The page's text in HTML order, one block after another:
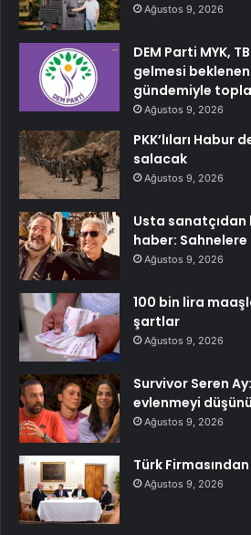
Ağustos 9, 2026
DEM Parti MYK,
gelmesi
gündemiyle
Ağustos 9, 2026
PKK’lıları Habur
salacak
Ağustos 9, 2026
Usta sanatçıdan
haber:
Ağustos 9, 2026
100 bin lira
şartlar
Ağustos 9, 2026
Survivor Seren
evlenmeyi
Ağustos 9, 2026
Türk
Ağustos 9, 2026